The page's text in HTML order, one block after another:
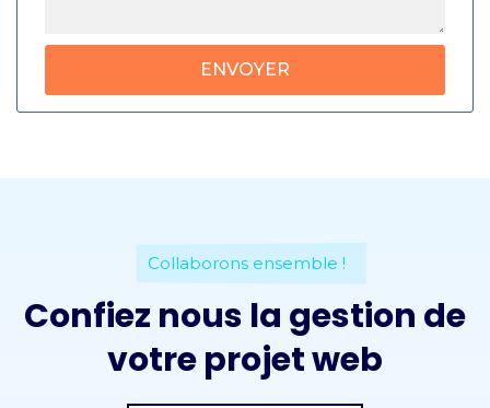
Collaborons ensemble !
Confiez nous la gestion de
votre projet web